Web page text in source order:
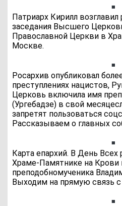
Патриарх Кирилл возглавил
заседания Высшего
Православной Церкви в
Москве.
Росархив опубликовал
преступлениях нацистов,
Церковь включила имя
(Ургебадзе) в свой
запретят пользоваться
Рассказываем о главных
Карта епархий. В День Всех
Храме-Памятнике на Крови
преподобномученика
Выходим на прямую связь с